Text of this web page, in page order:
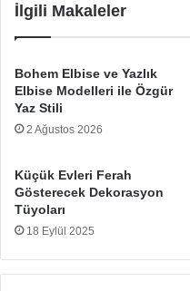
İlgili Makaleler
Bohem Elbise ve Yazlık
Elbise Modelleri ile Özgür
Yaz Stili
2 Ağustos 2026
Küçük Evleri Ferah
Gösterecek Dekorasyon
Tüyoları
18 Eylül 2025